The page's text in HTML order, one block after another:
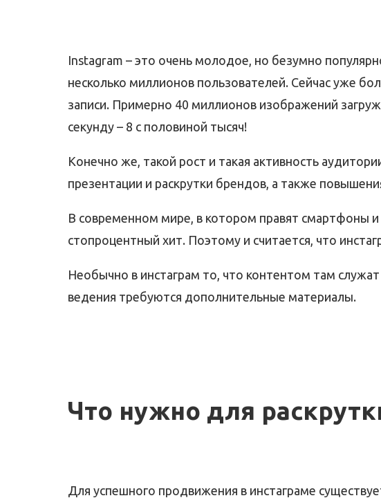
Instagram – это очень молодое, но безумно
несколько миллионов пользователей. Сейчас уже
записи. Примерно 40 миллионов изображений
секунду – 8 с половиной тысяч!
Конечно же, такой рост и такая активность
презентации и раскрутки брендов, а также
В современном мире, в котором правят смартфоны
стопроцентный хит. Поэтому и считается, что
Необычно в инстаграм то, что контентом там
ведения требуются дополнительные материалы.
Что нужно для
Для успешного продвижения в инстаграме